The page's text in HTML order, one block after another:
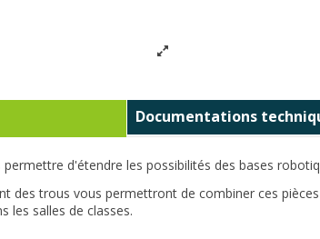
Documentations
d'étendre les possibilités des bases
des trous vous permettront de combiner ces
les salles de classes.